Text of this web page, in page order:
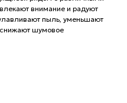
внимание и радуют
пыль, уменьшают
шумовое